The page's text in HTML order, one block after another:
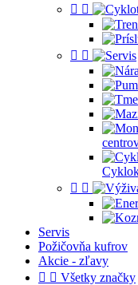
 
 
 
Servis
Požičovňa kufrov
Akcie - zľavy
  Všetky značky